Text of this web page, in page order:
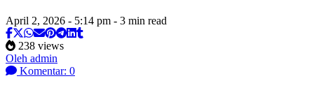
April 2, 2026 - 5:14 pm - 3 min read
238 views
Oleh admin
Komentar: 0